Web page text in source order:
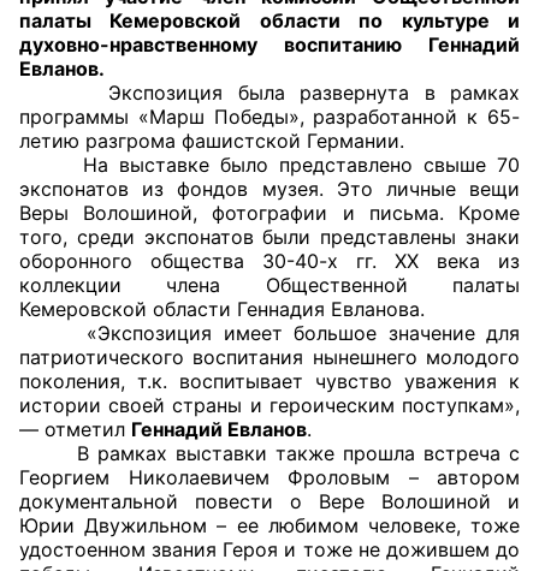
Главная
Общественные советы
Общественные советы при территориальных
органах федеральных органов
исполнительной власти
Общественные советы по проведению
независимой оценки качества условий
оказания услуг
О Палате
Структура Палаты
палаты Кемеровской области по культуре и
духовно-нравственному воспитанию Геннадий
Евланов.
Экспозиция была развернута в рамках
программы «Марш Победы», разработанной к 65-
летию разгрома фашистской Германии.
На выставке было представлено свыше 70
экспонатов из фондов музея. Это личные вещи
Веры Волошиной, фотографии и письма. Кроме
того, среди экспонатов были представлены знаки
оборонного общества 30-40-х гг. ХХ века из
коллекции члена Общественной палаты
Кемеровской области Геннадия Евланова.
«Экспозиция имеет большое значение для
патриотического воспитания нынешнего молодого
поколения, т.к. воспитывает чувство уважения к
истории своей страны и героическим поступкам»,
— отметил Геннадий Евланов.
В рамках выставки также прошла встреча с
Георгием Николаевичем Фроловым – автором
документальной повести о Вере Волошиной и
Юрии Двужильном – ее любимом человеке, тоже
удостоенном звания Героя и тоже не дожившем до